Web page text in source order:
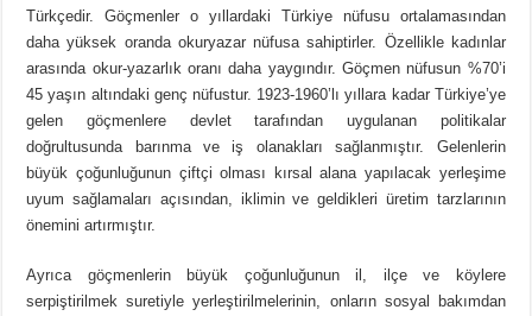
Türkçedir. Göçmenler o yıllardaki Türkiye nüfusu ortalamasından
daha yüksek oranda okuryazar nüfusa sahiptirler. Özellikle kadınlar
arasında okur-yazarlık oranı daha yaygındır. Göçmen nüfusun %70’i
45 yaşın altındaki genç nüfustur. 1923-1960’lı yıllara kadar Türkiye’ye
gelen göçmenlere devlet tarafından uygulanan politikalar
doğrultusunda barınma ve iş olanakları sağlanmıştır. Gelenlerin
büyük çoğunluğunun çiftçi olması kırsal alana yapılacak yerleşime
uyum sağlamaları açısından, iklimin ve geldikleri üretim tarzlarının
önemini artırmıştır.
Ayrıca göçmenlerin büyük çoğunluğunun il, ilçe ve köylere
serpiştirilmek suretiyle yerleştirilmelerinin, onların sosyal bakımdan